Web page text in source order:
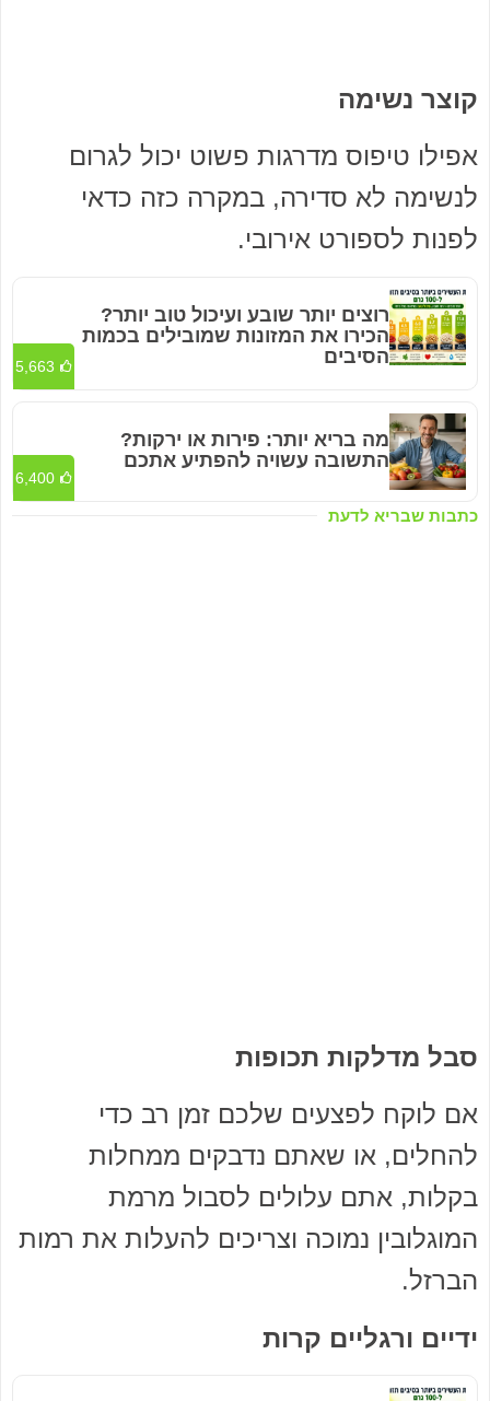
קוצר נשימה
אפילו טיפוס מדרגות פשוט יכול לגרום
לנשימה לא סדירה, במקרה כזה כדאי
לפנות לספורט אירובי.
כתבות שבריא לדעת
רוצים יותר שובע ועיכול טוב יותר?
הכירו את המזונות שמובילים בכמות
הסיבים
5,663
מה בריא יותר: פירות או ירקות?
התשובה עשויה להפתיע אתכם
6,400
סבל מדלקות תכופות
אם לוקח לפצעים שלכם זמן רב כדי
להחלים, או שאתם נדבקים ממחלות
בקלות, אתם עלולים לסבול מרמת
המוגלובין נמוכה וצריכים להעלות את רמות
הברזל.
ידיים ורגליים קרות